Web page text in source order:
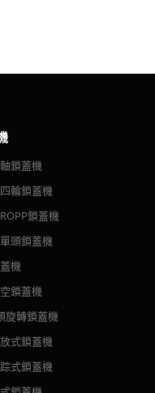
，上膠量少，貼標成本低。
美觀、乾淨、易清洗。
）
。不干膠標籤現在可以用
矽化剝離襯墊製成的層壓
帶有濕膠或不干膠標籤的容器
機旨在實現合理化生產目標
機
標設計，帶有定向裝置，
機
鎖蓋機
輪鎖蓋機
鎖蓋機
頭鎖蓋機
機
鎖蓋機
旋轉鎖蓋機
式鎖蓋機
式鎖蓋機